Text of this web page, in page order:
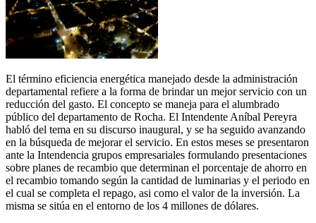
El término eficiencia energética manejado desde la administración
departamental refiere a la forma de brindar un mejor servicio con un
reducción del gasto. El concepto se maneja para el alumbrado
público del departamento de Rocha. El Intendente Aníbal Pereyra
habló del tema en su discurso inaugural, y se ha seguido avanzando
en la búsqueda de mejorar el servicio. En estos meses se presentaron
ante la Intendencia grupos empresariales formulando presentaciones
sobre planes de recambio que determinan el porcentaje de ahorro en
el recambio tomando según la cantidad de luminarias y el periodo en
el cual se completa el repago, asi como el valor de la inversión. La
misma se sitúa en el entorno de los 4 millones de dólares.